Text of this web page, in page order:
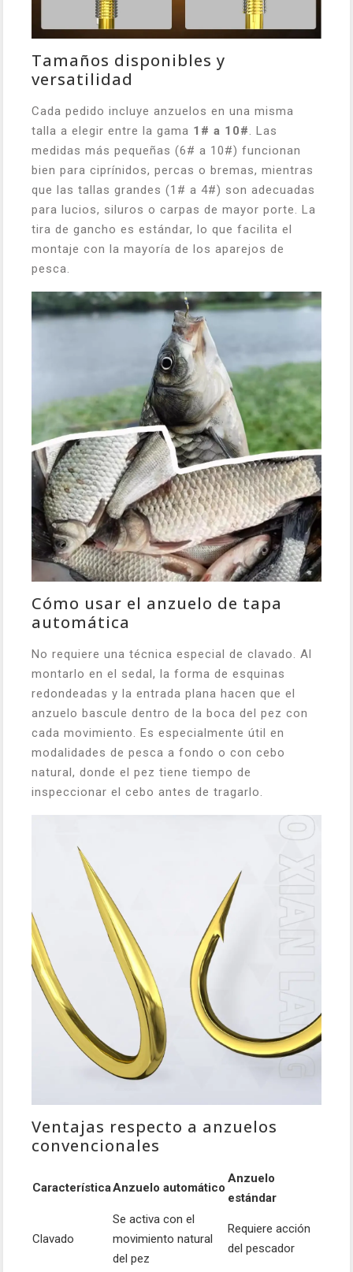
Tamaños disponibles y
versatilidad
Cada pedido incluye anzuelos en una misma
talla a elegir entre la gama 1# a 10#. Las
medidas más pequeñas (6# a 10#) funcionan
bien para ciprínidos, percas o bremas, mientras
que las tallas grandes (1# a 4#) son adecuadas
para lucios, siluros o carpas de mayor porte. La
tira de gancho es estándar, lo que facilita el
montaje con la mayoría de los aparejos de
pesca.
Cómo usar el anzuelo de tapa
automática
No requiere una técnica especial de clavado. Al
montarlo en el sedal, la forma de esquinas
redondeadas y la entrada plana hacen que el
anzuelo bascule dentro de la boca del pez con
cada movimiento. Es especialmente útil en
modalidades de pesca a fondo o con cebo
natural, donde el pez tiene tiempo de
inspeccionar el cebo antes de tragarlo.
Ventajas respecto a anzuelos
convencionales
CaracterísticaAnzuelo automático
Anzuelo
estándar
Clavado
Se activa con el
movimiento natural
del pez
Requiere acción
del pescador